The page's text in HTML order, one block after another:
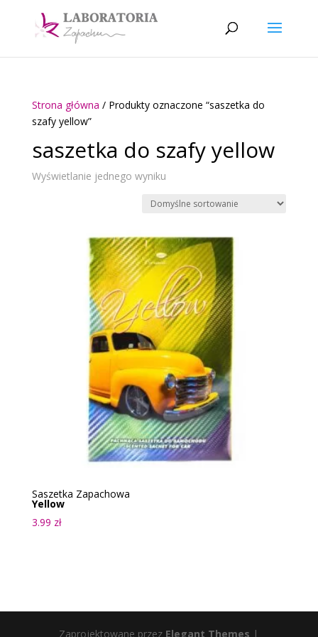
Strona główna / Produkty oznaczone “saszetka do
szafy yellow”
saszetka do szafy yellow
Wyświetlanie jednego wyniku
Saszetka Zapachowa
Yellow
3.99 zł
Zaprojektowane przez Elegant Themes |